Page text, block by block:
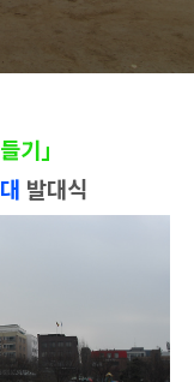
기」
발대식